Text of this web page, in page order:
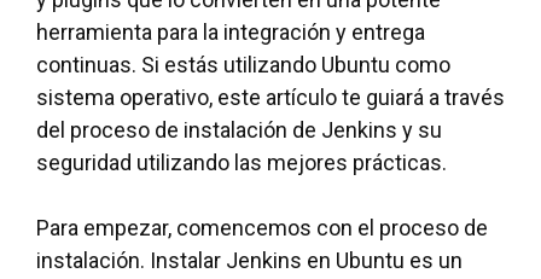
herramienta para la integración y entrega
continuas. Si estás utilizando Ubuntu como
sistema operativo, este artículo te guiará a través
del proceso de instalación de Jenkins y su
seguridad utilizando las mejores prácticas.
Para empezar, comencemos con el proceso de
instalación. Instalar Jenkins en Ubuntu es un